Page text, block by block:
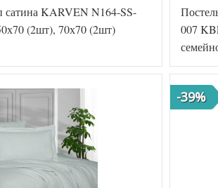
сатина KARVEN N164-SS-
(2шт), 70х70 (2шт)
007
-39%